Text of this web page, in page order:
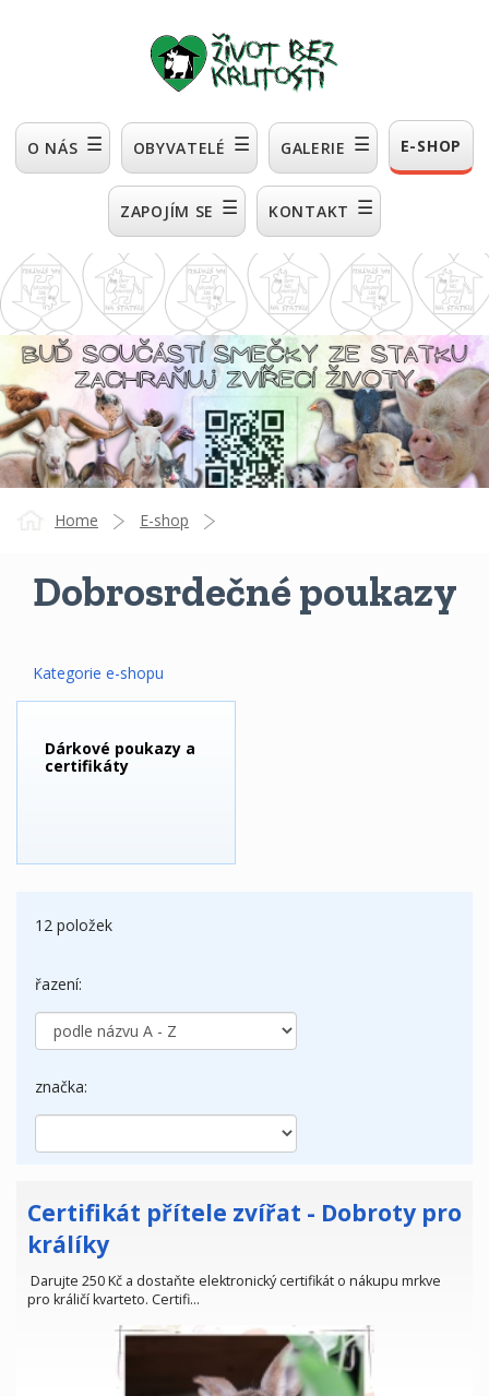
O NÁS ☰ OBYVATELÉ ☰ GALERIE ☰ E-SHOP
ZAPOJÍM SE ☰ KONTAKT ☰
Home E-shop
POUKAZY/CERTIFIKÁTY - dárkové, dobročinné, virtuální
Dobrosrdečné poukazy
Kategorie e-shopu
Dárkové poukazy a
certifikáty
12 položek
řazení:
značka:
Certifikát přítele zvířat - Dobroty pro
králíky
Darujte 250 Kč a dostaňte elektronický certifikát o nákupu mrkve
pro králičí kvarteto. Certifi…